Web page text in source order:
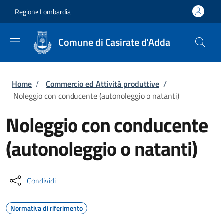
Regione Lombardia
Comune di Casirate d'Adda
Briciole di pane
Home / Commercio ed Attività produttive /
Noleggio con conducente (autonoleggio o natanti)
Noleggio con conducente
(autonoleggio o natanti)
Condividi
Normativa di riferimento